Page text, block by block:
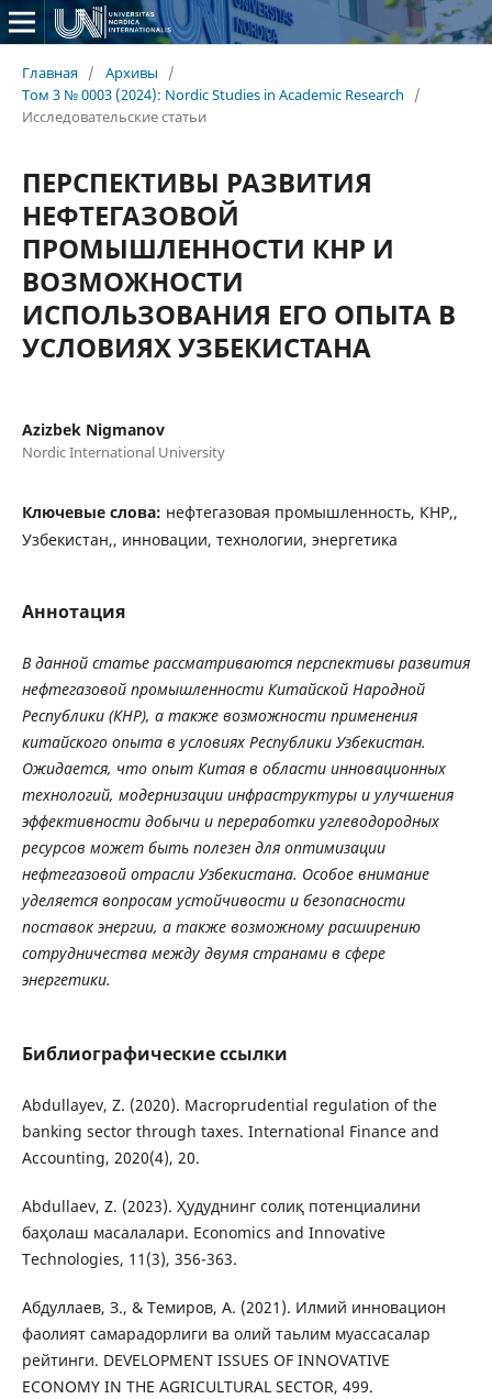
Главная / Архивы
/
Том 3 № 0003 (2024): Nordic Studies in Academic Research
/
Исследовательские статьи
ПЕРСПЕКТИВЫ РАЗВИТИЯ
НЕФТЕГАЗОВОЙ
ПРОМЫШЛЕННОСТИ КНР И
ВОЗМОЖНОСТИ
ИСПОЛЬЗОВАНИЯ ЕГО ОПЫТА В
УСЛОВИЯХ УЗБЕКИСТАНА
Azizbek Nigmanov
Nordic International University
Ключевые слова: нефтегазовая промышленность, КНР,,
Узбекистан,, инновации, технологии, энергетика
Аннотация
В данной статье рассматриваются перспективы развития
нефтегазовой промышленности Китайской Народной
Республики (КНР), а также возможности применения
китайского опыта в условиях Республики Узбекистан.
Ожидается, что опыт Китая в области инновационных
технологий, модернизации инфраструктуры и улучшения
эффективности добычи и переработки углеводородных
ресурсов может быть полезен для оптимизации
нефтегазовой отрасли Узбекистана. Особое внимание
уделяется вопросам устойчивости и безопасности
поставок энергии, а также возможному расширению
сотрудничества между двумя странами в сфере
энергетики.
Библиографические ссылки
Abdullayev, Z. (2020). Macroprudential regulation of the
banking sector through taxes. International Finance and
Accounting, 2020(4), 20.
Abdullaev, Z. (2023). Ҳудуднинг солиқ потенциалини
баҳолаш масалалари. Economics and Innovative
Technologies, 11(3), 356-363.
Абдуллаев, З., & Темиров, А. (2021). Илмий инновацион
фаолият самарадорлиги вa олий таьлим муассасалар
рейтинги. DEVELOPMENT ISSUES OF INNOVATIVE
ECONOMY IN THE AGRICULTURAL SECTOR, 499.